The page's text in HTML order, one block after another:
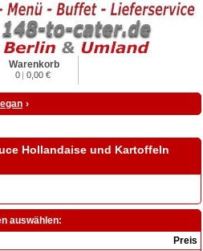
Warenkorb
0 | 0,00 €
›
Hollandaise und Kartoffeln
auswählen:
Preis